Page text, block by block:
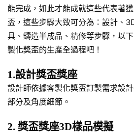
能完成，如此才能成就這些代表著
盃，這些步驟大致可分為：設計、
具、鑄造半成品、精修等步驟，以
製化獎盃的生產全過程吧！
1.設計獎盃獎座
設計師依據客製化獎盃訂製需求設
部分及角度細節。
2. 獎盃獎座3D樣品模擬